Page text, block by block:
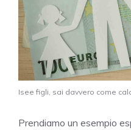
Isee figli, sai davvero come
Prendiamo un esempio